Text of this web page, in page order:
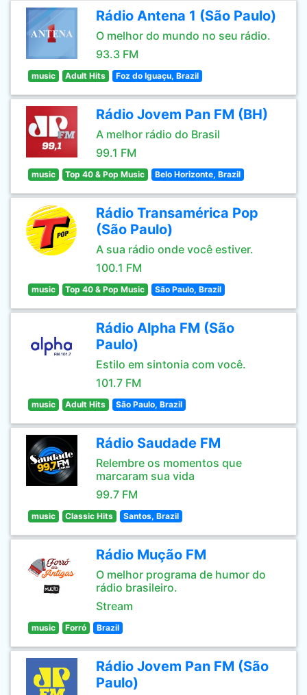
Rádio Antena 1 (São Paulo)
O melhor do mundo no seu rádio.
93.3 FM
music Adult Hits Foz do Iguaçu, Brazil
Rádio Jovem Pan FM (BH)
A melhor rádio do Brasil
99.1 FM
music Top 40 & Pop Music Belo Horizonte, Brazil
Rádio Transamérica Pop
(São Paulo)
A sua rádio onde você estiver.
100.1 FM
music Top 40 & Pop Music São Paulo, Brazil
Rádio Alpha FM (São
Paulo)
Estilo em sintonia com você.
101.7 FM
music Adult Hits São Paulo, Brazil
Rádio Saudade FM
Relembre os momentos que
marcaram sua vida
99.7 FM
music Classic Hits Santos, Brazil
Rádio Mução FM
O melhor programa de humor do
rádio brasileiro.
Stream
music Forró Brazil
Rádio Jovem Pan FM (São
Paulo)